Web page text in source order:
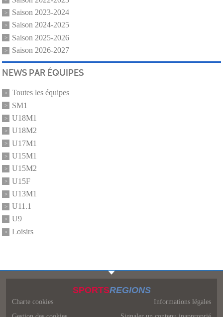
Saison 2023-2024
Saison 2024-2025
Saison 2025-2026
Saison 2026-2027
NEWS PAR ÉQUIPES
Toutes les équipes
SM1
U18M1
U18M2
U17M1
U15M1
U15M2
U15F
U13M1
U11.1
U9
Loisirs
SPORTSREGIONS
Charte cookies
Informations légales